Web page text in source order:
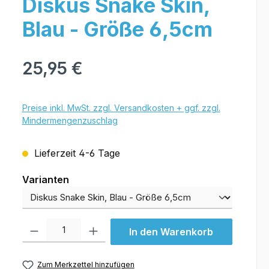
Diskus Snake Skin,
Blau - Größe 6,5cm
25,95 €
Preise inkl. MwSt. zzgl. Versandkosten + ggf. zzgl.
Mindermengenzuschlag
Lieferzeit 4-6 Tage
Varianten
Varianten
In den Warenkorb
Zum Merkzettel hinzufügen